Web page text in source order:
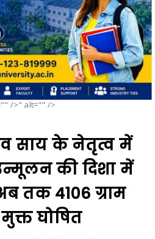
/>" alt="" />
साय के नेतृत्व में
की दिशा में
तक 4106 ग्राम
घोषित